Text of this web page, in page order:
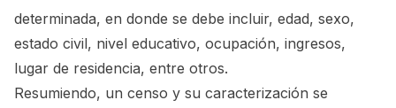
determinada, en donde se debe incluir, edad, sexo,
estado civil, nivel educativo, ocupación, ingresos,
lugar de residencia, entre otros.
Resumiendo, un censo y su caracterización se